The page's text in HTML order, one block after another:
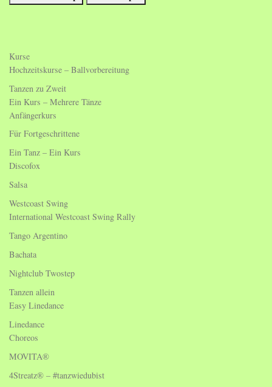
Kurse
Hochzeitskurse – Ballvorbereitung
Tanzen zu Zweit
Ein Kurs – Mehrere Tänze
Anfängerkurs
Für Fortgeschrittene
Ein Tanz – Ein Kurs
Discofox
Salsa
Westcoast Swing
International Westcoast Swing Rally
Tango Argentino
Bachata
Nightclub Twostep
Tanzen allein
Easy Linedance
Linedance
Choreos
MOVITA®
4Streatz® – #tanzwiedubist